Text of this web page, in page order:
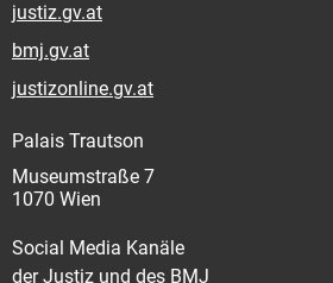
justiz.gv.at
bmj.gv.at
justizonline.gv.at
Palais Trautson
Museumstraße 7
1070 Wien
Social Media Kanäle
der Justiz und des BMJ